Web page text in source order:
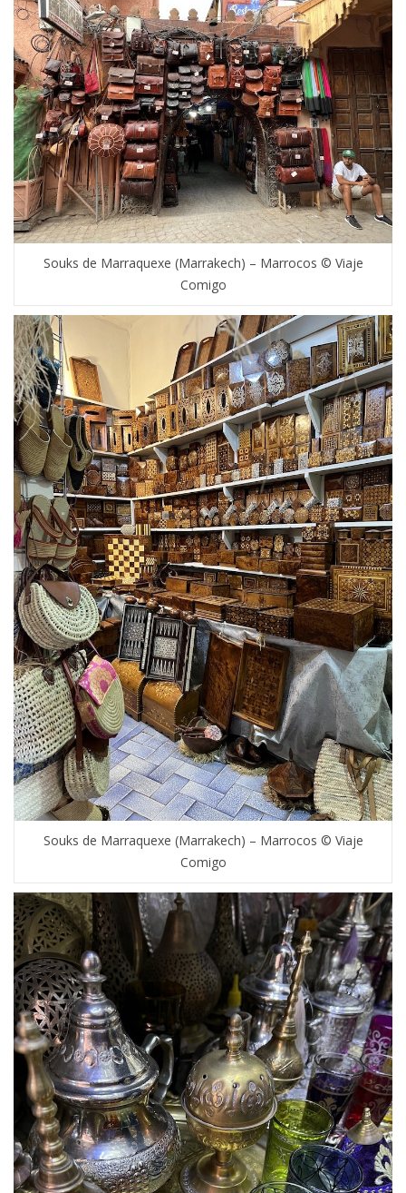
Souks de Marraquexe (Marrakech) – Marrocos © Viaje
Comigo
Souks de Marraquexe (Marrakech) – Marrocos © Viaje
Comigo